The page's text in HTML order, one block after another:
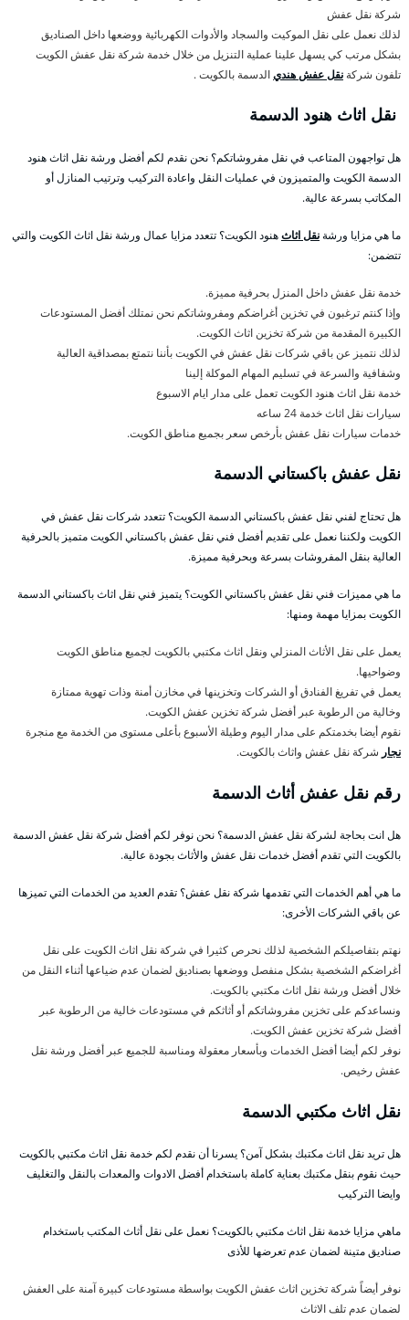
شركة نقل عفش
لذلك نعمل على نقل الموكيت والسجاد والأدوات الكهربائية ووضعها داخل الصناديق
بشكل مرتب كي يسهل علينا عملية التنزيل من خلال خدمة شركة نقل عفش الكويت
تلفون شركة نقل عفش هنديالدسمة بالكويت .
نقل اثاث هنود الدسمة
هل تواجهون المتاعب في نقل مفروشاتكم؟ نحن نقدم لكم أفضل ورشة نقل اثاث هنود
الدسمة الكويت والمتميزون في عمليات النقل واعادة التركيب وترتيب المنازل أو
المكاتب بسرعة عالية.
ما هي مزايا ورشةنقل اثاثهنود الكويت؟ تتعدد مزايا عمال ورشة نقل اثاث الكويت والتي
تتضمن:
خدمة نقل عفش داخل المنزل بحرفية مميزة.
وإذا كنتم ترغبون في تخزين أغراضكم ومفروشاتكم نحن نمتلك أفضل المستودعات
الكبيرة المقدمة من شركة تخزين اثاث الكويت.
لذلك نتميز عن باقي شركات نقل عفش في الكويت بأننا نتمتع بمصداقية العالية
وشفافية والسرعة في تسليم المهام الموكلة إلينا
خدمة نقل اثاث هنود الكويت تعمل على مدار ايام الاسبوع
سيارات نقل اثاث خدمة 24 ساعه
خدمات سيارات نقل عفش بأرخص سعر بجميع مناطق الكويت.
نقل عفش باكستاني الدسمة
هل تحتاج لفني نقل عفش باكستاني الدسمة الكويت؟ تتعدد شركات نقل عفش في
الكويت ولكننا نعمل على تقديم أفضل فني نقل عفش باكستاني الكويت متميز بالحرفية
العالية بنقل المفروشات بسرعة وبحرفية مميزة.
ما هي مميزات فني نقل عفش باكستاني الكويت؟ يتميز فني نقل اثاث باكستاني الدسمة
الكويت بمزايا مهمة ومنها:
يعمل على نقل الأثاث المنزلي ونقل اثاث مكتبي بالكويت لجميع مناطق الكويت
وضواحيها.
يعمل في تفريغ الفنادق أو الشركات وتخزينها في مخازن أمنة وذات تهوية ممتازة
وخالية من الرطوبة عبر أفضل شركة تخزين عفش الكويت.
نقوم أيضا بخدمتكم على مدار اليوم وطيلة الأسبوع بأعلى مستوى من الخدمة مع منجرة
نجار شركة نقل عفش واثاث بالكويت.
رقم نقل عفش أثاث الدسمة
هل انت بحاجة لشركة نقل عفش الدسمة؟ نحن نوفر لكم أفضل شركة نقل عفش الدسمة
بالكويت التي تقدم أفضل خدمات نقل عفش والأثاث بجودة عالية.
ما هي أهم الخدمات التي تقدمها شركة نقل عفش؟ تقدم العديد من الخدمات التي تميزها
عن باقي الشركات الأخرى:
نهتم بتفاصيلكم الشخصية لذلك نحرص كثيرا في شركة نقل اثاث الكويت على نقل
أغراضكم الشخصية بشكل منفصل ووضعها بصناديق لضمان عدم ضياعها أثناء النقل من
خلال أفضل ورشة نقل اثاث مكتبي بالكويت.
ونساعدكم على تخزين مفروشاتكم أو أثاثكم في مستودعات خالية من الرطوبة عبر
أفضل شركة تخزين عفش الكويت.
نوفر لكم أيضا أفضل الخدمات وبأسعار معقولة ومناسبة للجميع عبر أفضل ورشة نقل
عفش رخيص.
نقل اثاث مكتبي الدسمة
هل تريد نقل اثاث مكتبك بشكل آمن؟ يسرنا أن نقدم لكم خدمة نقل اثاث مكتبي بالكويت
حيث نقوم بنقل مكتبك بعناية كاملة باستخدام أفضل الادوات والمعدات بالنقل والتغليف
وايضا التركيب
ماهي مزايا خدمة نقل اثاث مكتبي بالكويت؟ نعمل على نقل أثاث المكتب باستخدام
صناديق متينة لضمان عدم تعرضها للأذى
نوفر أيضاً شركة تخزين اثاث عفش الكويت بواسطة مستودعات كبيرة آمنة على العفش
لضمان عدم تلف الاثاث